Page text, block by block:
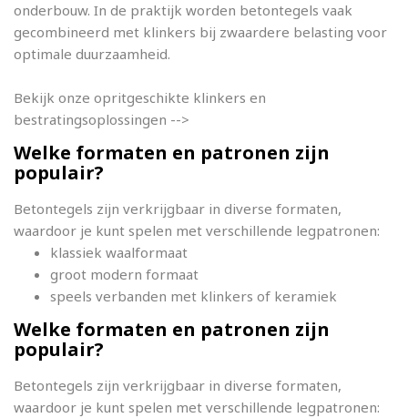
onderbouw. In de praktijk worden betontegels vaak
gecombineerd met klinkers bij zwaardere belasting voor
optimale duurzaamheid.
Bekijk onze opritgeschikte klinkers en
bestratingsoplossingen -->
Welke formaten en patronen zijn
populair?
Betontegels zijn verkrijgbaar in diverse formaten,
waardoor je kunt spelen met verschillende legpatronen:
klassiek waalformaat
groot modern formaat
speels verbanden met klinkers of keramiek
Welke formaten en patronen zijn
populair?
Betontegels zijn verkrijgbaar in diverse formaten,
waardoor je kunt spelen met verschillende legpatronen: